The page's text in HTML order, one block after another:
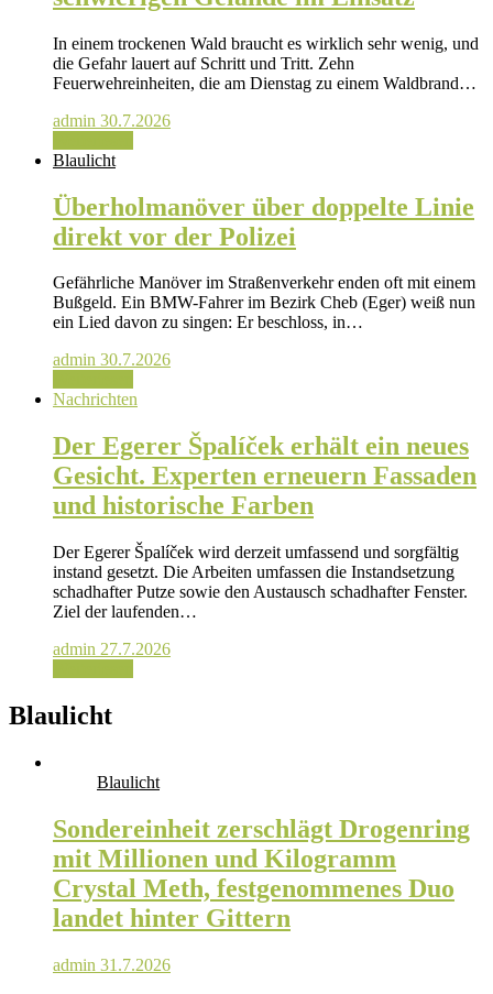
In einem trockenen Wald braucht es wirklich sehr wenig, und
die Gefahr lauert auf Schritt und Tritt. Zehn
Feuerwehreinheiten, die am Dienstag zu einem Waldbrand…
admin 30.7.2026
Blaulicht
Überholmanöver über doppelte Linie
direkt vor der Polizei
Gefährliche Manöver im Straßenverkehr enden oft mit einem
Bußgeld. Ein BMW-Fahrer im Bezirk Cheb (Eger) weiß nun
ein Lied davon zu singen: Er beschloss, in…
admin 30.7.2026
Nachrichten
Der Egerer Špalíček erhält ein neues
Gesicht. Experten erneuern Fassaden
und historische Farben
Der Egerer Špalíček wird derzeit umfassend und sorgfältig
instand gesetzt. Die Arbeiten umfassen die Instandsetzung
schadhafter Putze sowie den Austausch schadhafter Fenster.
Ziel der laufenden…
admin 27.7.2026
Blaulicht
Blaulicht
Sondereinheit zerschlägt Drogenring
mit Millionen und Kilogramm
Crystal Meth, festgenommenes Duo
landet hinter Gittern
admin 31.7.2026